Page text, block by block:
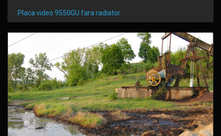
Placa video 9550GU fara radiator